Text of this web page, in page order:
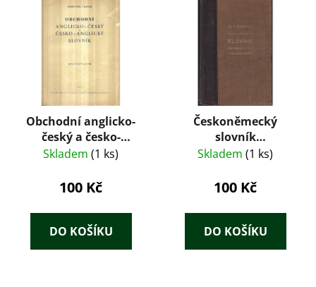
Obchodní anglicko-
český a česko-
anglický slovník
Skladem (1 ks)
100 Kč
DO KOŠÍKU
Českoněmecký
slovník
terminologický a
úřady, kanceláře a
s výkladem cizích slov
sem náležejících v
Skladem (1 ks)
100 Kč
DO KOŠÍKU